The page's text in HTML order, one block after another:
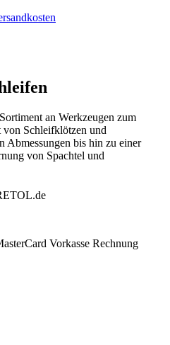
an Werkzeugen zum
Schleifklötzen und
Abmessungen bis hin zu einer
von Spachtel und
Vorkasse Rechnung